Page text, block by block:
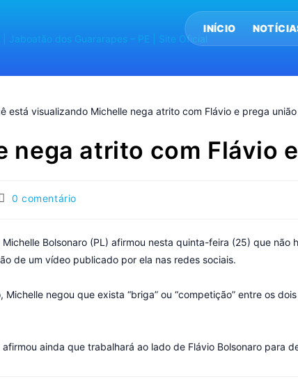
INÍCIO
nega atrito com Flávio
0 comentário
Bolsonaro (PL) afirmou nesta quinta-feira (25) que
de um vídeo publicado por ela nas redes sociais.
Michelle negou que exista “briga” ou “competição” entre os
ainda que trabalhará ao lado de Flávio Bolsonaro para